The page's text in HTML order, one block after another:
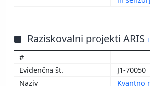
Raziskovalni projekti ARIS
J1-70050
Kvantno